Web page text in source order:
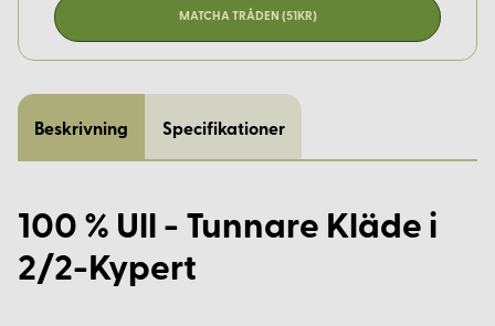
MATCHA TRÅDEN (51KR)
Beskrivning Specifikationer
100 % Ull - Tunnare Kläde i
2/2-Kypert